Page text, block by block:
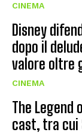
CINEMA
Disney
dopo il
valore oltre
CINEMA
The Legend
cast, tra cui